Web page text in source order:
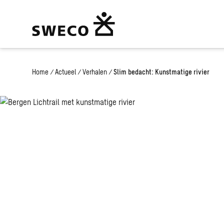
Home / Actueel / Verhalen / Slim bedacht: Kunstmatige rivier